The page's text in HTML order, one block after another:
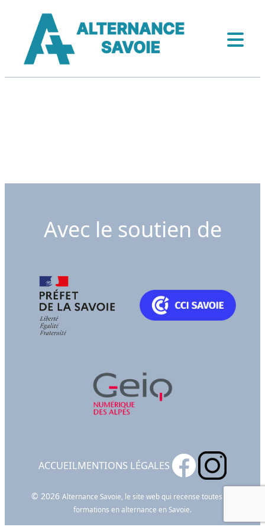
Avec le soutien de
ACCUEILMENTIONS LÉGALES
© 2026 Alternance Savoie, le site web qui recense toutes les
formations en alternance en Savoie.